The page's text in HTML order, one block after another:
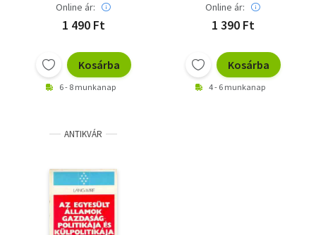
Online ár:
1 490 Ft
Kosárba
6 - 8 munkanap
Online ár:
1 390 Ft
Kosárba
4 - 6 munkanap
ANTIKVÁR